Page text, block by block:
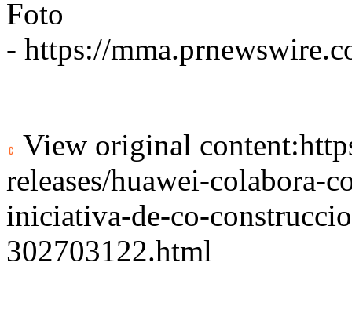
Foto
- https://
View original content:
releases/huawei-colabora-
iniciativa-de-co-
302703122.html